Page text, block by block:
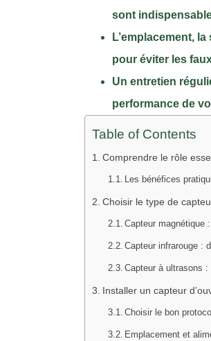
sont
L’emplacement,
pour éviter les
Un entretien
performance de
Table of Contents
Comprendre le rôle
Les bénéfices
Choisir le type de
Capteur magnétique
Capteur infrarouge :
Capteur à ultrasons
Installer un capteur
Choisir le bon
Emplacement et